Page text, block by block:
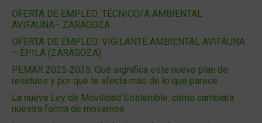
OFERTA DE EMPLEO: TÉCNICO/A AMBIENTAL
AVIFAUNA– ZARAGOZA
OFERTA DE EMPLEO: VIGILANTE AMBIENTAL AVIFAUNA
– ÉPILA (ZARAGOZA)
PEMAR 2025‑2035: Qué significa este nuevo plan de
residuos y por qué te afecta más de lo que parece
La nueva Ley de Movilidad Sostenible: cómo cambiará
nuestra forma de movernos